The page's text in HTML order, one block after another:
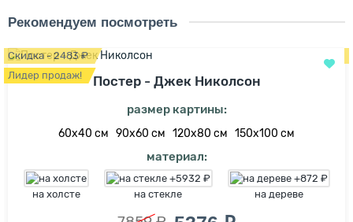
Рекомендуем посмотреть
Скидка - 2483 ₽
Лидер продаж!
Постер - Джек Николсон
размер картины:
60х40 см 90х60 см 120х80 см 150х100 см
материал:
на холсте на стекле на дереве